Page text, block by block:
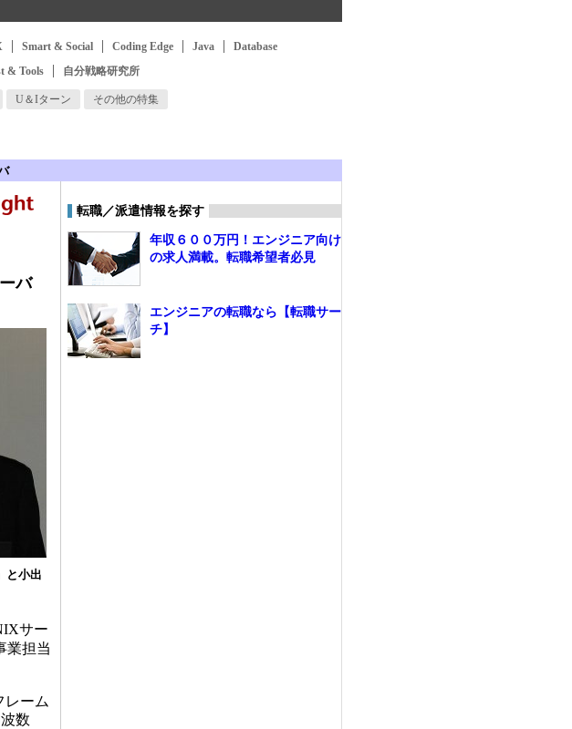
Smart & Social Coding Edge Java
Database
& Tools 自分戦略研究所
U＆Iターン その他の特集
バ
と小出
サー
業担当
レーム
数
転職／派遣情報を探す
年収６００万円！エンジニア向け
の求人満載。転職希望者必見
エンジニアの転職なら【転職サー
チ】